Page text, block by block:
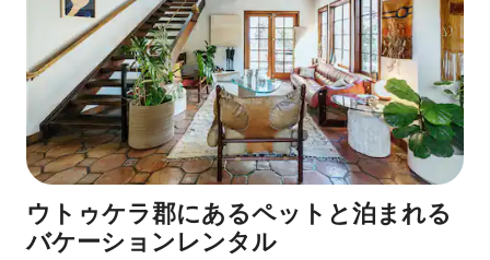
ウトゥケラ郡にあるペットと泊まれる
バケーションレンタル